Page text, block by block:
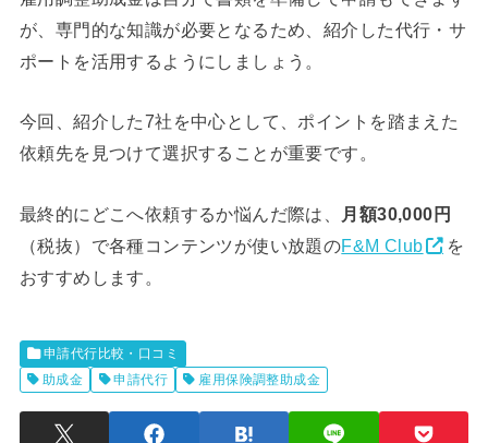
が、専門的な知識が必要となるため、紹介した代行・サ
ポートを活用するようにしましょう。
今回、紹介した7社を中心として、ポイントを踏まえた
依頼先を見つけて選択することが重要です。
最終的にどこへ依頼するか悩んだ際は、
月額30,000円
（税抜）で各種コンテンツが使い放題のF&M Club
を
おすすめします。
申請代行比較・口コミ
助成金
申請代行 雇用保険調整助成金